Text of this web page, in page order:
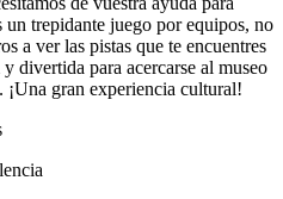
trepidante juego por equipos, no
a ver las pistas que te encuentres
divertida para acercarse al museo
gran experiencia cultural!